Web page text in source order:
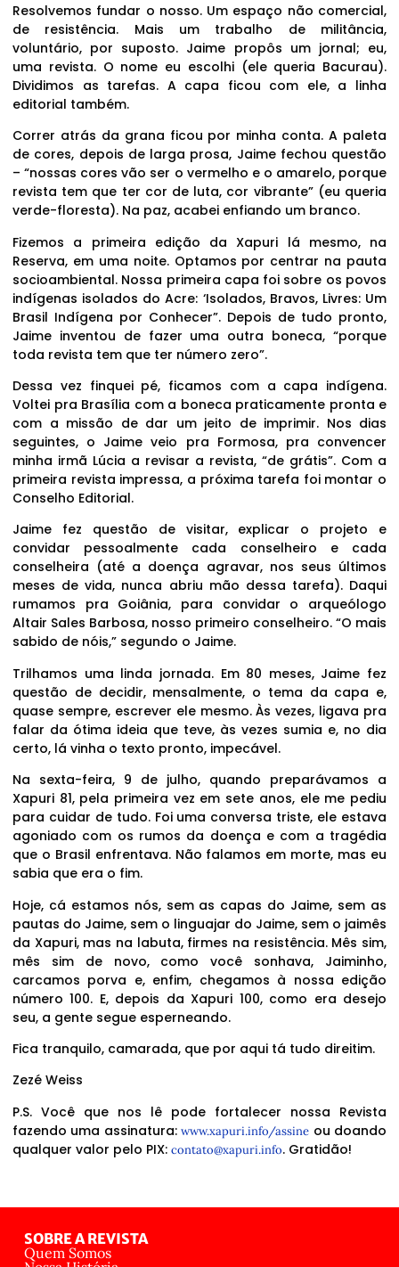
Resolvemos fundar o nosso. Um espaço não comercial,
de resistência. Mais um trabalho de militância,
voluntário, por suposto. Jaime propôs um jornal; eu,
uma revista. O nome eu escolhi (ele queria Bacurau).
Dividimos as tarefas. A capa ficou com ele, a linha
editorial também.
Correr atrás da grana ficou por minha conta. A paleta
de cores, depois de larga prosa, Jaime fechou questão
– “nossas cores vão ser o vermelho e o amarelo, porque
revista tem que ter cor de luta, cor vibrante” (eu queria
verde-floresta). Na paz, acabei enfiando um branco.
Fizemos a primeira edição da Xapuri lá mesmo, na
Reserva, em uma noite. Optamos por centrar na pauta
socioambiental. Nossa primeira capa foi sobre os povos
indígenas isolados do Acre: ‘Isolados, Bravos, Livres: Um
Brasil Indígena por Conhecer”. Depois de tudo pronto,
Jaime inventou de fazer uma outra boneca, “porque
toda revista tem que ter número zero”.
Dessa vez finquei pé, ficamos com a capa indígena.
Voltei pra Brasília com a boneca praticamente pronta e
com a missão de dar um jeito de imprimir. Nos dias
seguintes, o Jaime veio pra Formosa, pra convencer
minha irmã Lúcia a revisar a revista, “de grátis”. Com a
primeira revista impressa, a próxima tarefa foi montar o
Conselho Editorial.
Jaime fez questão de visitar, explicar o projeto e
convidar pessoalmente cada conselheiro e cada
conselheira (até a doença agravar, nos seus últimos
meses de vida, nunca abriu mão dessa tarefa). Daqui
rumamos pra Goiânia, para convidar o arqueólogo
Altair Sales Barbosa, nosso primeiro conselheiro. “O mais
sabido de nóis,” segundo o Jaime.
Trilhamos uma linda jornada. Em 80 meses, Jaime fez
questão de decidir, mensalmente, o tema da capa e,
quase sempre, escrever ele mesmo. Às vezes, ligava pra
falar da ótima ideia que teve, às vezes sumia e, no dia
certo, lá vinha o texto pronto, impecável.
Na sexta-feira, 9 de julho, quando preparávamos a
Xapuri 81, pela primeira vez em sete anos, ele me pediu
para cuidar de tudo. Foi uma conversa triste, ele estava
agoniado com os rumos da doença e com a tragédia
que o Brasil enfrentava. Não falamos em morte, mas eu
sabia que era o fim.
Hoje, cá estamos nós, sem as capas do Jaime, sem as
pautas do Jaime, sem o linguajar do Jaime, sem o jaimês
da Xapuri, mas na labuta, firmes na resistência. Mês sim,
mês sim de novo, como você sonhava, Jaiminho,
carcamos porva e, enfim, chegamos à nossa edição
número 100. E, depois da Xapuri 100, como era desejo
seu, a gente segue esperneando.
Fica tranquilo, camarada, que por aqui tá tudo direitim.
Zezé Weiss
P.S. Você que nos lê pode fortalecer nossa Revista
fazendo uma assinatura:www.xapuri.info/assine ou doando
qualquer valor pelo PIX: contato@xapuri.info. Gratidão!
SOBRE A REVISTA
Quem Somos